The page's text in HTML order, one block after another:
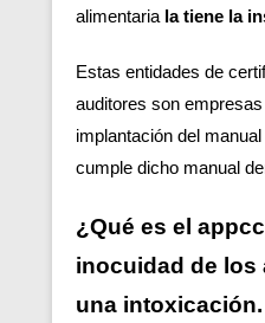
alimentaria la tiene la
Estas entidades de
auditores son
implantación del
cumple dicho manual
¿Qué es el
inocuidad de los
una intoxicación.